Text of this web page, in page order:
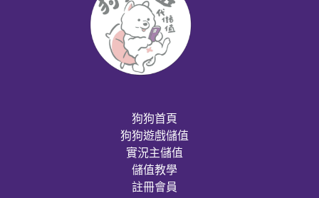
狗狗首頁
狗狗遊戲儲值
實況主儲值
儲值教學
註冊會員